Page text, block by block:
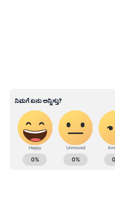
ABOUT THE AUTHOR